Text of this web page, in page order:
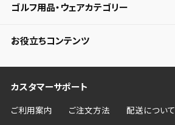
ゴルフ用品・ウェアカテゴリー
お役立ちコンテンツ
カスタマーサポート
ご利用案内 ご注文方法 配送について